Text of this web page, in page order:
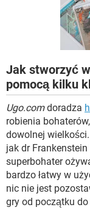
Jak stworzyć
pomocą kilku
Ugo.comdoradza
robienia
dowolnej
jak dr
superbohater
bardzo łatwy w
nic nie jest
gry od początku do